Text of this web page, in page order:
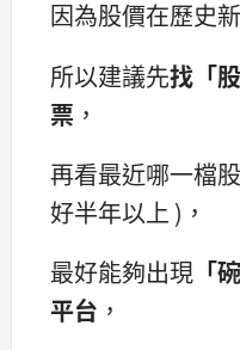
因為股價在歷史
所以建議先找「
票 ，
再看最近哪一檔
好半年以上 )，
最好能夠出現 「
平台 ，